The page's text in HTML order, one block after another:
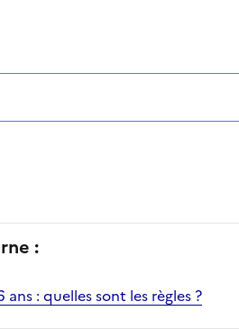
:
: quelles sont les règles ?